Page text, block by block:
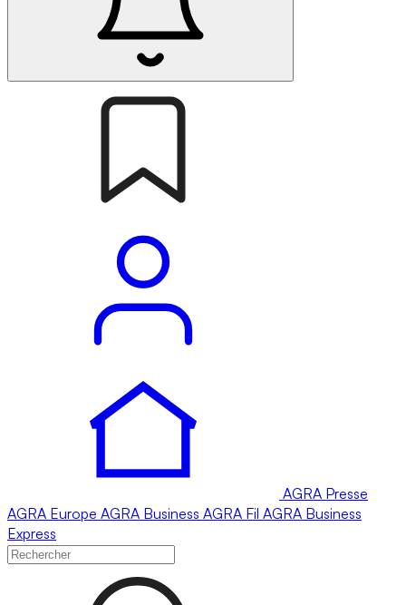
AGRA Presse
AGRA Europe AGRA Business AGRA Fil AGRA Business
Express